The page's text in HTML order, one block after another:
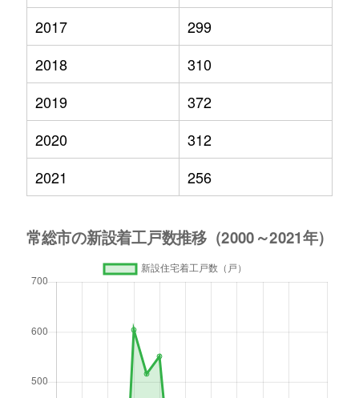
2017
299
2018
310
2019
372
2020
312
2021
256